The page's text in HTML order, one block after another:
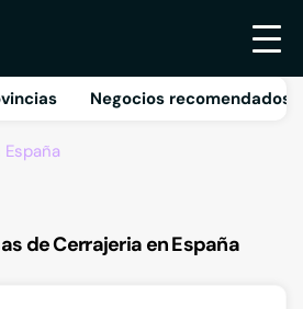
Negocios recomendados
de Cerrajeria en España